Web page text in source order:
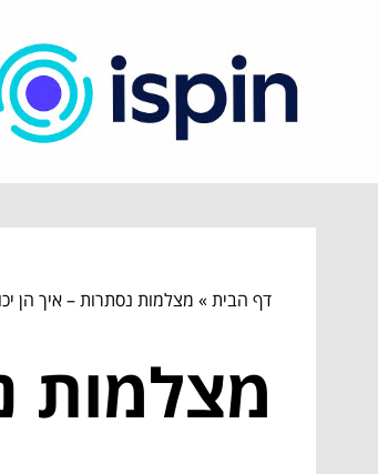
דף הבית» מצלמות נסתרות – איך הן
מצלמות